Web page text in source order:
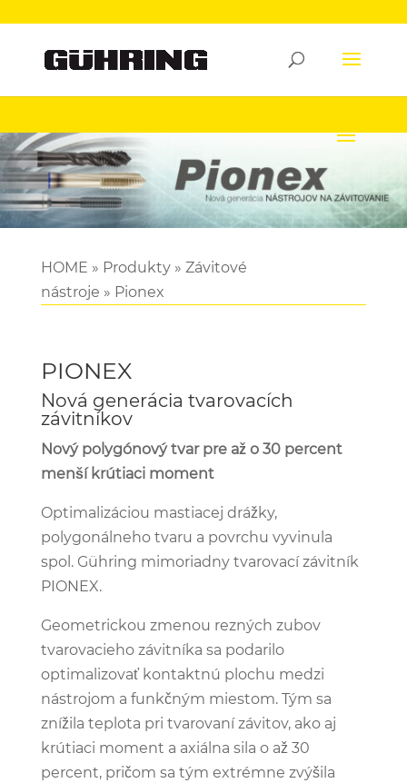
HOME » Produkty» Závitové
nástroje » Pionex
PIONEX
Nová generácia tvarovacích
závitníkov
Nový polygónový tvar pre až o 30 percent
menší krútiaci moment
Optimalizáciou mastiacej drážky,
polygonálneho tvaru a povrchu vyvinula
spol. Gühring mimoriadny tvarovací závitník
PIONEX.
Geometrickou zmenou rezných zubov
tvarovacieho závitníka sa podarilo
optimalizovať kontaktnú plochu medzi
nástrojom a funkčným miestom. Tým sa
znížila teplota pri tvarovaní závitov, ako aj
krútiaci moment a axiálna sila o až 30
percent, pričom sa tým extrémne zvýšila